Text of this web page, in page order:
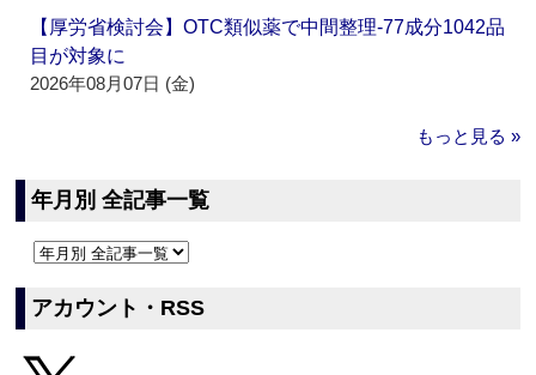
【厚労省検討会】OTC類似薬で中間整理‐77成分1042品
目が対象に
2026年08月07日 (金)
もっと見る »
年月別 全記事一覧
アカウント・RSS